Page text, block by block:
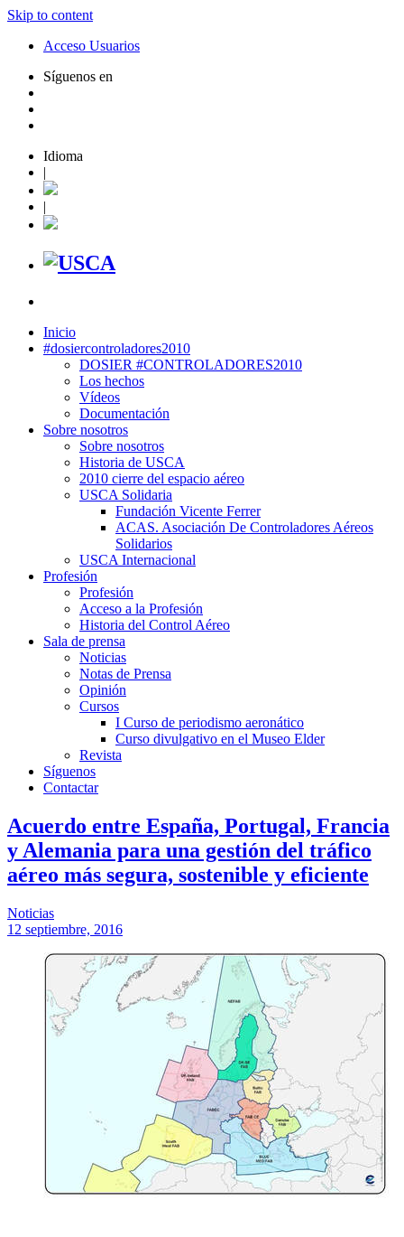
Skip to content
Acceso Usuarios
Síguenos en
Idioma
|
|
Inicio
#dosiercontroladores2010
DOSIER #CONTROLADORES2010
Los hechos
Vídeos
Documentación
Sobre nosotros
Sobre nosotros
Historia de USCA
2010 cierre del espacio aéreo
USCA Solidaria
Fundación Vicente Ferrer
ACAS. Asociación De Controladores Aéreos
Solidarios
USCA Internacional
Profesión
Profesión
Acceso a la Profesión
Historia del Control Aéreo
Sala de prensa
Noticias
Notas de Prensa
Opinión
Cursos
I Curso de periodismo aeronático
Curso divulgativo en el Museo Elder
Revista
Síguenos
Contactar
Acuerdo entre España, Portugal, Francia
y Alemania para una gestión del tráfico
aéreo más segura, sostenible y eficiente
Noticias
12 septiembre, 2016